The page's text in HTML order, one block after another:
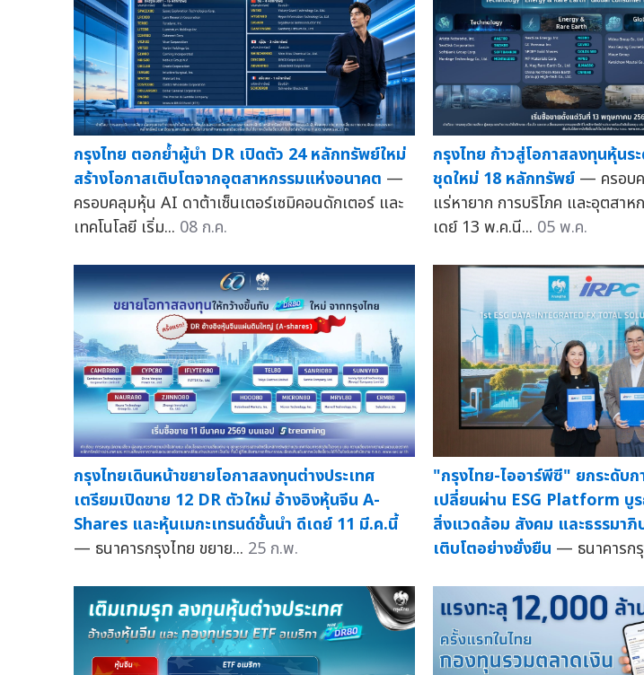
กรุงไทย ตอกย้ำผู้นำ DR เปิดตัว 24 หลักทรัพย์ใหม่
สร้างโอกาสเติบโตจากอุตสาหกรรมแห่งอนาคต —
ครอบคลุมหุ้น AI ดาต้าเซ็นเตอร์เซมิคอนดักเตอร์ และ
เทคโนโลยี เริ่ม... 08 ก.ค.
กรุงไทย ก้าวสู่โอกาสลงทุนหุ้นร
ชุดใหม่ 18 หลักทรัพย์ — ครอบค
แร่หายาก การบริโภค และอุตสา
เดย์ 13 พ.ค.นี... 05 พ.ค.
กรุงไทยเดินหน้าขยายโอกาสลงทุนต่างประเทศ
เตรียมเปิดขาย 12 DR ตัวใหม่ อ้างอิงหุ้นจีน A-
Shares และหุ้นเมกะเทรนด์ชั้นนำ ดีเดย์ 11 มี.ค.นี้
— ธนาคารกรุงไทย ขยาย... 25 ก.พ.
"กรุงไทย-ไออาร์พีซี" ยกระดับก
เปลี่ยนผ่าน ESG Platform บู
สิ่งแวดล้อม สังคม และธรรมาภิ
เติบโตอย่างยั่งยืน — ธนาคารกรุ